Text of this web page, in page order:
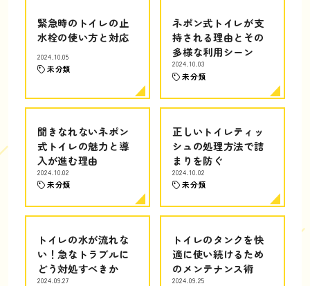
緊急時のトイレの止
水栓の使い方と対応
2024.10.05
未分類
ネポン式トイレが支
持される理由とその
多様な利用シーン
2024.10.03
未分類
聞きなれないネポン
式トイレの魅力と導
入が進む理由
2024.10.02
未分類
正しいトイレティッ
シュの処理方法で詰
まりを防ぐ
2024.10.02
未分類
トイレの水が流れな
い！急なトラブルに
どう対処すべきか
2024.09.27
トイレのタンクを快
適に使い続けるため
のメンテナンス術
2024.09.25